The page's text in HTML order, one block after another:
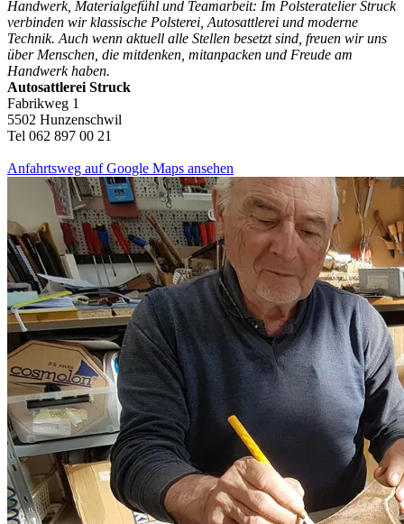
Handwerk, Materialgefühl und Teamarbeit: Im Polsteratelier Struck
verbinden wir klassische Polsterei, Autosattlerei und moderne
Technik. Auch wenn aktuell alle Stellen besetzt sind, freuen wir uns
über Menschen, die mitdenken, mitanpacken und Freude am
Handwerk haben.
Autosattlerei Struck
Fabrikweg 1
5502 Hunzenschwil
Tel 062 897 00 21
Anfahrtsweg auf Google Maps ansehen